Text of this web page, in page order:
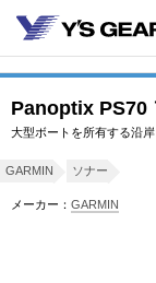
Panoptix PS70
大型ボートを所有する沿
GARMIN ソナー
メーカー： GARMIN